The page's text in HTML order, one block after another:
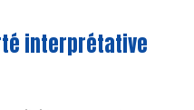
interprétative